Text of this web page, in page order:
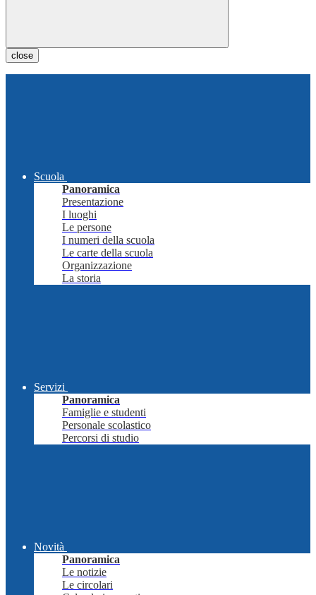
close
Scuola
Panoramica
Presentazione
I luoghi
Le persone
I numeri della scuola
Le carte della scuola
Organizzazione
La storia
Servizi
Panoramica
Famiglie e studenti
Personale scolastico
Percorsi di studio
Novità
Panoramica
Le notizie
Le circolari